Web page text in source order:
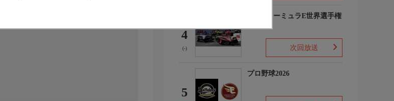
4
(-)
FIAフォーミュラE世界選手権
2025/26
次回放送
5
プロ野球2026